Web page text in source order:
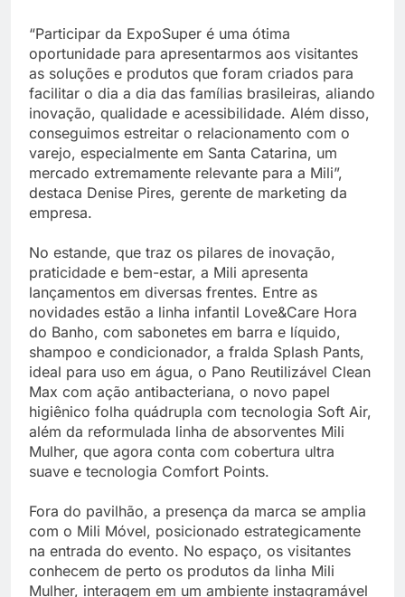
“Participar da ExpoSuper é uma ótima
oportunidade para apresentarmos aos visitantes
as soluções e produtos que foram criados para
facilitar o dia a dia das famílias brasileiras, aliando
inovação, qualidade e acessibilidade. Além disso,
conseguimos estreitar o relacionamento com o
varejo, especialmente em Santa Catarina, um
mercado extremamente relevante para a Mili”,
destaca Denise Pires, gerente de marketing da
empresa.
No estande, que traz os pilares de inovação,
praticidade e bem-estar, a Mili apresenta
lançamentos em diversas frentes. Entre as
novidades estão a linha infantil Love&Care Hora
do Banho, com sabonetes em barra e líquido,
shampoo e condicionador, a fralda Splash Pants,
ideal para uso em água, o Pano Reutilizável Clean
Max com ação antibacteriana, o novo papel
higiênico folha quádrupla com tecnologia Soft Air,
além da reformulada linha de absorventes Mili
Mulher, que agora conta com cobertura ultra
suave e tecnologia Comfort Points.
Fora do pavilhão, a presença da marca se amplia
com o Mili Móvel, posicionado estrategicamente
na entrada do evento. No espaço, os visitantes
conhecem de perto os produtos da linha Mili
Mulher, interagem em um ambiente instagramável